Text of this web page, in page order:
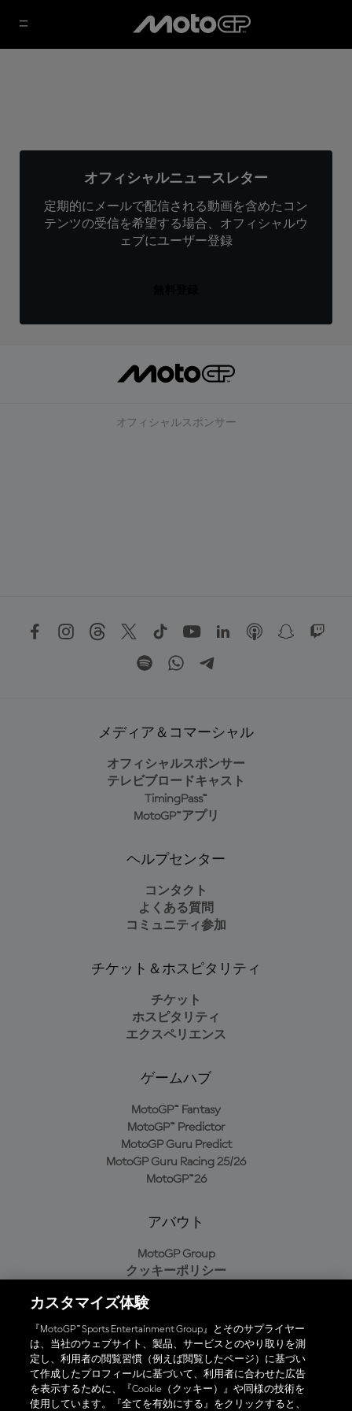
オフィシャルニュースレター
定期的にメールで配信される動画を含めたコン
テンツの受信を希望する場合、オフィシャルウ
ェブにユーザー登録
オフィシャルスポンサー
メディア＆コマーシャル
オフィシャルスポンサー
テレビブロードキャスト
TimingPass™
MotoGP™アプリ
ヘルプセンター
コンタクト
よくある質問
コミュニティ参加
チケット＆ホスピタリティ
チケット
ホスピタリティ
エクスペリエンス
ゲームハブ
MotoGP™ Fantasy
MotoGP™ Predictor
MotoGP Guru Predict
MotoGP Guru Racing 25/26
MotoGP™26
アバウト
MotoGP Group
クッキーポリシー
プライバシーポリシー
購入ポリシー
オフィシャルアプリ
カスタマイズ体験
『MotoGP™ Sports Entertainment Group』とそのサプライヤー
は、当社のウェブサイト、製品、サービスとのやり取りを測
定し、利用者の閲覧習慣（例えば閲覧したページ）に基づい
て作成したプロフィールに基づいて、利用者に合わせた広告
を表示するために、『Cookie（クッキー）』や同様の技術を
使用しています。『全てを有効にする』をクリックすると、